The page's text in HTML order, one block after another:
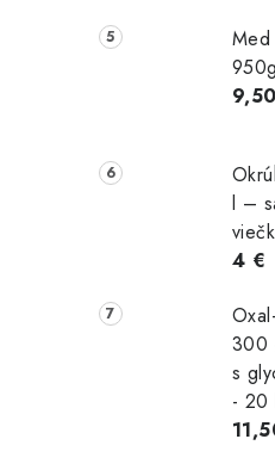
950g
l –
4 €
300
s
- 20